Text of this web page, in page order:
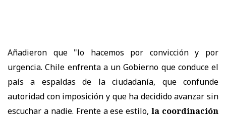
Añadieron que "lo hacemos por convicción y por
urgencia. Chile enfrenta a un Gobierno que conduce el
país a espaldas de la ciudadanía, que confunde
autoridad con imposición y que ha decidido avanzar sin
escuchar a nadie. Frente a ese estilo,la coordinación